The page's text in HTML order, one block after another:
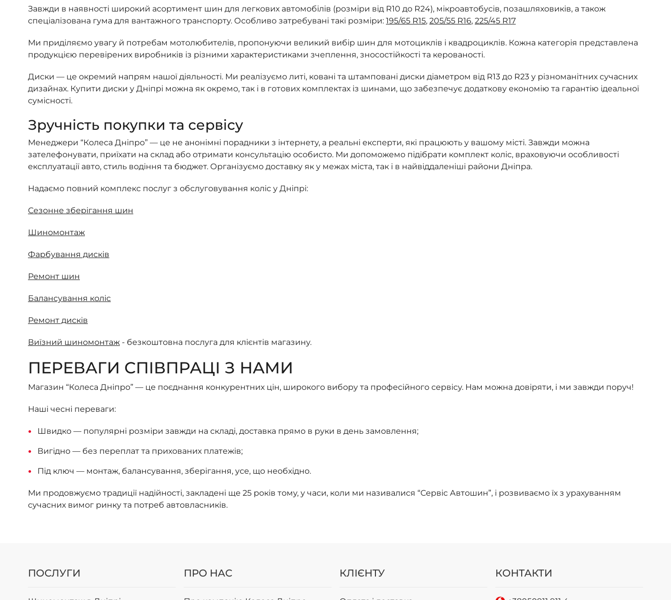
Завжди в наявності широкий асортимент шин для легкових автомобілів (розміри від R10 до R24), мікроавтобусів, позашляховиків, а також
спеціалізована гума для вантажного транспорту. Особливо затребувані такі розміри: 195/65 R15, 205/55 R16, 225/45 R17
Ми приділяємо увагу й потребам мотолюбителів, пропонуючи великий вибір шин для мотоциклів і квадроциклів. Кожна категорія представлена
продукцією перевірених виробників із різними характеристиками зчеплення, зносостійкості та керованості.
Диски — це окремий напрям нашої діяльності. Ми реалізуємо литі, ковані та штамповані диски діаметром від R13 до R23 у різноманітних сучасних
дизайнах. Купити диски у Дніпрі можна як окремо, так і в готових комплектах із шинами, що забезпечує додаткову економію та гарантію ідеальної
сумісності.
Зручність покупки та сервісу
Менеджери “Колеса Дніпро” — це не анонімні порадники з інтернету, а реальні експерти, які працюють у вашому місті. Завжди можна
зателефонувати, приїхати на склад або отримати консультацію особисто. Ми допоможемо підібрати комплект коліс, враховуючи особливості
експлуатації авто, стиль водіння та бюджет. Організуємо доставку як у межах міста, так і в найвіддаленіші райони Дніпра.
Надаємо повний комплекс послуг з обслуговування коліс у Дніпрі:
Сезонне зберігання шин
Шиномонтаж
Фарбування дисків
Ремонт шин
Балансування коліс
Ремонт дисків
Виїзний шиномонтаж - безкоштовна послуга для клієнтів магазину.
ПЕРЕВАГИ СПІВПРАЦІ З НАМИ
Магазин “Колеса Дніпро” — це поєднання конкурентних цін, широкого вибору та професійного сервісу. Нам можна довіряти, і ми завжди поруч!
Наші чесні переваги:
Швидко — популярні розміри завжди на складі, доставка прямо в руки в день замовлення;
Вигідно — без переплат та прихованих платежів;
Під ключ — монтаж, балансування, зберігання, усе, що необхідно.
Ми продовжуємо традиції надійності, закладені ще 25 років тому, у часи, коли ми називалися “Сервіс Автошин”, і розвиваємо їх з урахуванням
сучасних вимог ринку та потреб автовласників.
ПОСЛУГИ ПРО НАС КЛІЄНТУ КОНТАКТИ